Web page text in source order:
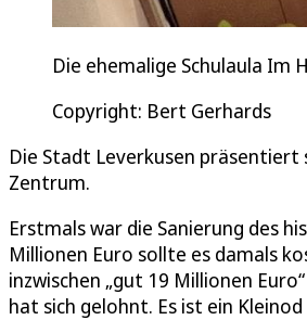
Die ehemalige Schulaula Im
Copyright: Bert Gerhards
Die Stadt Leverkusen präsentiert
Zentrum.
Erstmals war die Sanierung des
Millionen Euro sollte es damals
inzwischen „gut 19 Millionen
hat sich gelohnt. Es ist ein